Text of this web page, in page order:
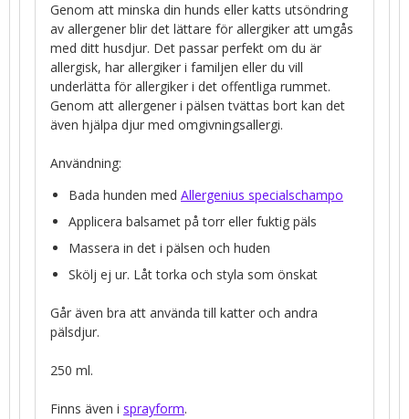
Genom att minska din hunds eller katts utsöndring
av allergener blir det lättare för allergiker att umgås
med ditt husdjur. Det passar perfekt om du är
allergisk, har allergiker i familjen eller du vill
underlätta för allergiker i det offentliga rummet.
Genom att allergener i pälsen tvättas bort kan det
även hjälpa djur med omgivningsallergi.
Användning:
Bada hunden med Allergenius specialschampo
Applicera balsamet på torr eller fuktig päls
Massera in det i pälsen och huden
Skölj ej ur. Låt torka och styla som önskat
Går även bra att använda till katter och andra
pälsdjur.
250 ml.
Finns även i sprayform.